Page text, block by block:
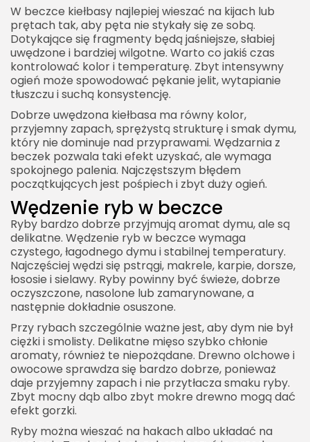
2026 Akademia Internetu Wszelkie prawa
zastrzeżone. Treści umieszczone na stronie
W beczce kiełbasy najlepiej wieszać na kijach lub
prętach tak, aby pęta nie stykały się ze sobą.
Dotykające się fragmenty będą jaśniejsze, słabiej
uwędzone i bardziej wilgotne. Warto co jakiś czas
kontrolować kolor i temperaturę. Zbyt intensywny
ogień może spowodować pękanie jelit, wytapianie
tłuszczu i suchą konsystencję.
Dobrze uwędzona kiełbasa ma równy kolor,
przyjemny zapach, sprężystą strukturę i smak dymu,
który nie dominuje nad przyprawami. Wędzarnia z
beczek pozwala taki efekt uzyskać, ale wymaga
spokojnego palenia. Najczęstszym błędem
początkujących jest pośpiech i zbyt duży ogień.
Wędzenie ryb w beczce
Ryby bardzo dobrze przyjmują aromat dymu, ale są
delikatne. Wędzenie ryb w beczce wymaga
czystego, łagodnego dymu i stabilnej temperatury.
Najczęściej wędzi się pstrągi, makrele, karpie, dorsze,
łososie i sielawy. Ryby powinny być świeże, dobrze
oczyszczone, nasolone lub zamarynowane, a
następnie dokładnie osuszone.
Przy rybach szczególnie ważne jest, aby dym nie był
ciężki i smolisty. Delikatne mięso szybko chłonie
aromaty, również te niepożądane. Drewno olchowe i
owocowe sprawdza się bardzo dobrze, ponieważ
daje przyjemny zapach i nie przytłacza smaku ryby.
Zbyt mocny dąb albo zbyt mokre drewno mogą dać
efekt gorzki.
Ryby można wieszać na hakach albo układać na